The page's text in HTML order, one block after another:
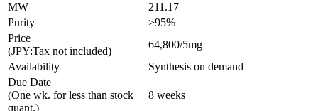
MW
211.17
Purity
>95%
Price
(JPY:Tax not included)
64,800/5mg
Availability
Synthesis on demand
Due Date
(One wk. for less than stock
quant.)
8 weeks